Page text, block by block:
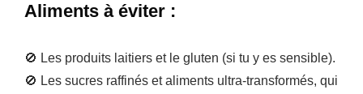
Aliments à éviter :
🚫 Les produits laitiers et le gluten (si tu y es sensible).
🚫 Les sucres raffinés et aliments ultra-transformés, qui